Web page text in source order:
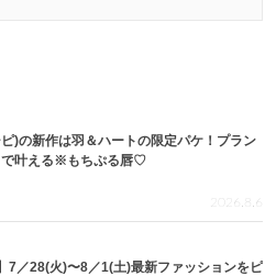
)の新作は羽＆ハートの限定パケ！プラン
で叶える※もちぷる唇♡
2026.8.6
7／28(火)〜8／1(土)最新ファッションをピ